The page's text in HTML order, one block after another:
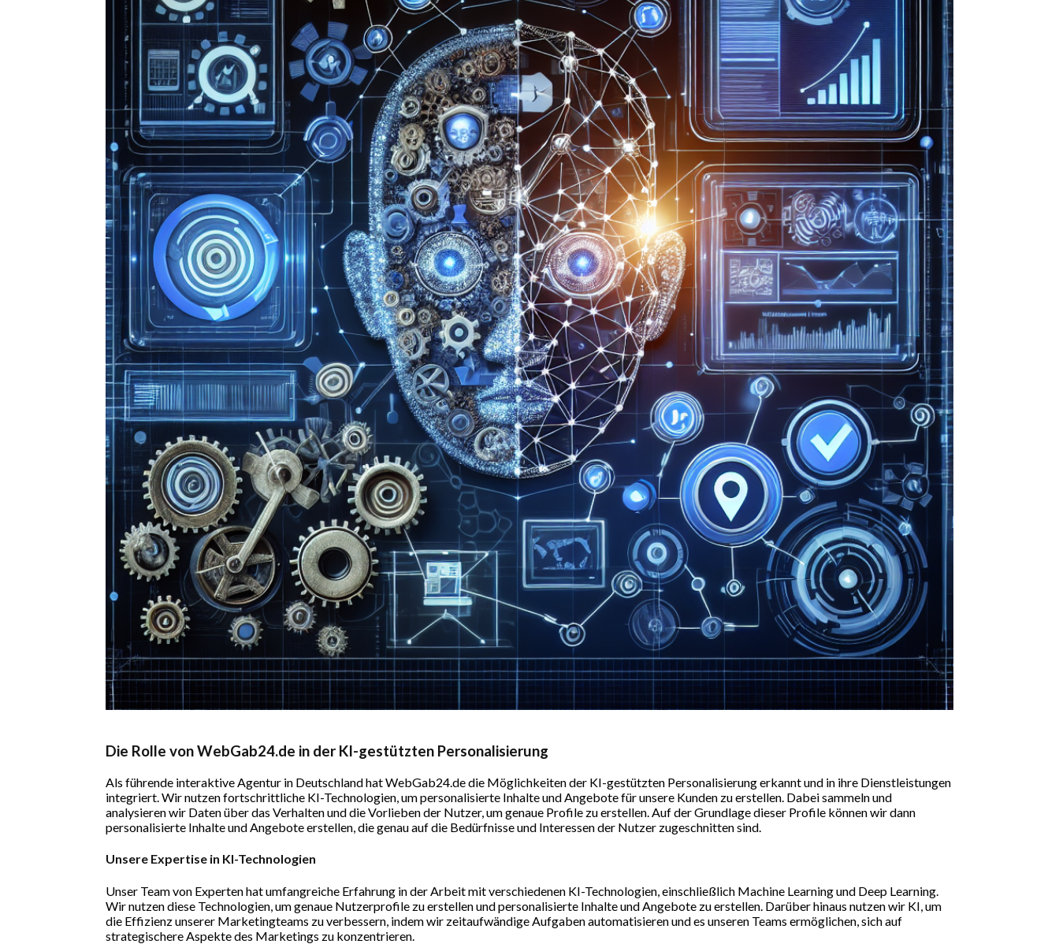
Die Rolle von WebGab24.de in der KI-gestützten Personalisierung
Als führende interaktive Agentur in Deutschland hat WebGab24.de die Möglichkeiten der KI-gestützten Personalisierung erkannt und in ihre Dienstleistungen
integriert. Wir nutzen fortschrittliche KI-Technologien, um personalisierte Inhalte und Angebote für unsere Kunden zu erstellen. Dabei sammeln und
analysieren wir Daten über das Verhalten und die Vorlieben der Nutzer, um genaue Profile zu erstellen. Auf der Grundlage dieser Profile können wir dann
personalisierte Inhalte und Angebote erstellen, die genau auf die Bedürfnisse und Interessen der Nutzer zugeschnitten sind.
Unsere Expertise in KI-Technologien
Unser Team von Experten hat umfangreiche Erfahrung in der Arbeit mit verschiedenen KI-Technologien, einschließlich Machine Learning und Deep Learning.
Wir nutzen diese Technologien, um genaue Nutzerprofile zu erstellen und personalisierte Inhalte und Angebote zu erstellen. Darüber hinaus nutzen wir KI, um
die Effizienz unserer Marketingteams zu verbessern, indem wir zeitaufwändige Aufgaben automatisieren und es unseren Teams ermöglichen, sich auf
strategischere Aspekte des Marketings zu konzentrieren.